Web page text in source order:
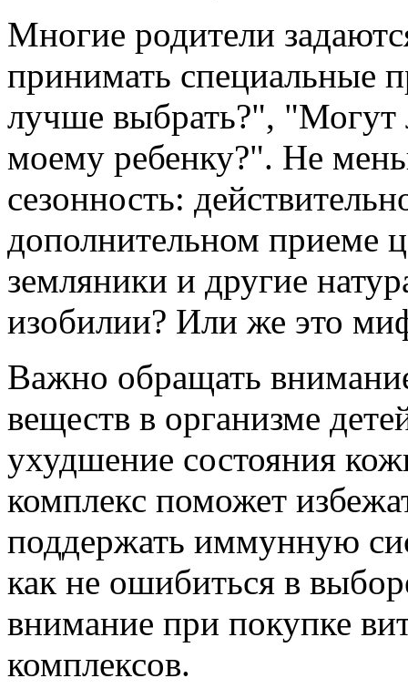
Многие родители
принимать специальные
лучше выбрать?", "Могут
моему ребенку?". Не
сезонность:
дополнительном приеме
земляники и другие
изобилии? Или же это
Важно обращать
веществ в организме
ухудшение состояния
комплекс поможет
поддержать иммунную
как не ошибиться в
внимание при покупке
комплексов.